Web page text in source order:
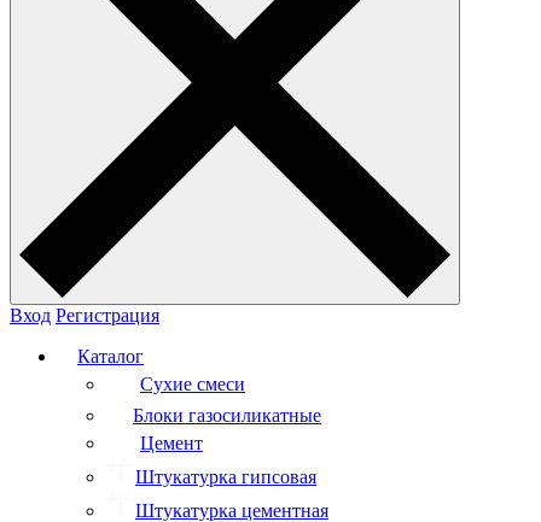
Вход Регистрация
Каталог
Сухие смеси
Блоки газосиликатные
Цемент
Штукатурка гипсовая
Штукатурка цементная